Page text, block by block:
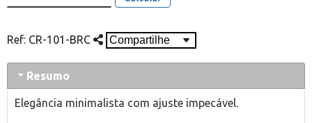
Ref: CR-101-BRC
Resumo
Elegância minimalista com ajuste impecável.